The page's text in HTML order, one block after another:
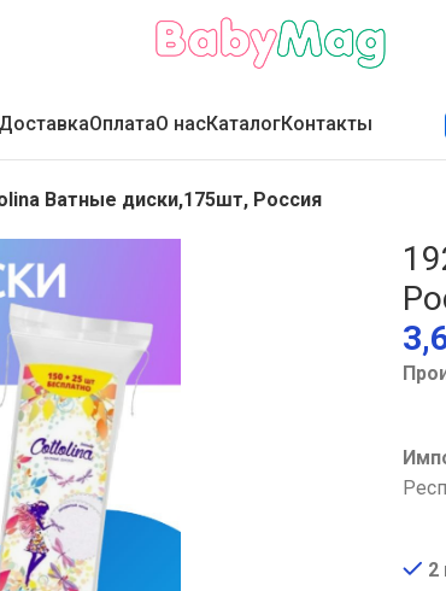
ОплатаО насКаталогКонтакты
Ватные диски,175шт, Россия
2